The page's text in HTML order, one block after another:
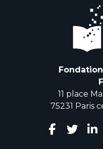
11 place
75231 Paris